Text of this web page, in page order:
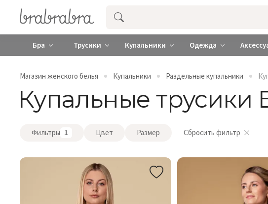
Купить нижнее женское белье ❤️ brabrabra ❤️
Бра Трусики Купальники Одежда
Магазин женского белья Купальники Раздельные купальники
Купальные трусики
Фильтры 1 Цвет Размер Сбросить фильтр